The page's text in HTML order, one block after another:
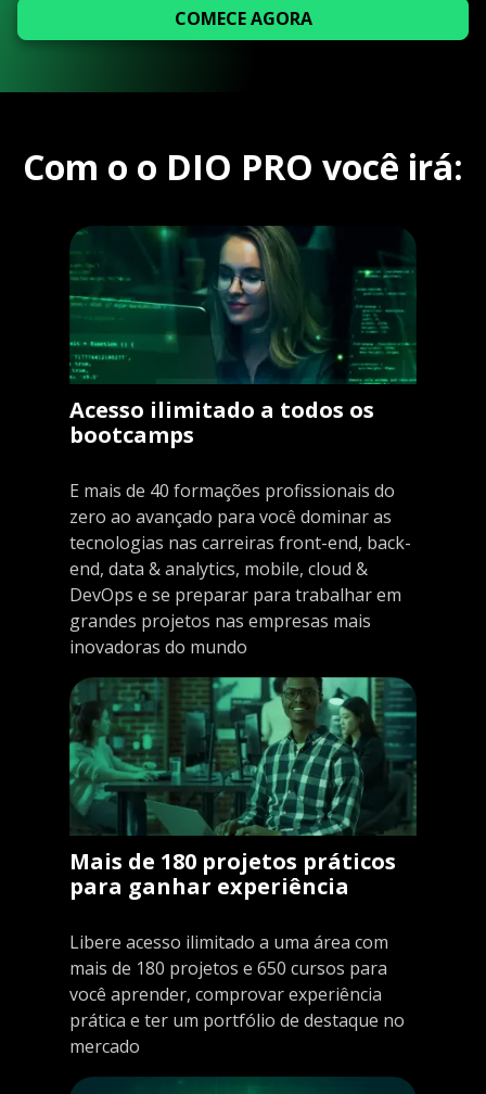
COMECE AGORA
Com o o DIO PRO você irá:
Acesso ilimitado a todos os
bootcamps
E mais de 40 formações profissionais do
zero ao avançado para você dominar as
tecnologias nas carreiras front-end, back-
end, data & analytics, mobile, cloud &
DevOps e se preparar para trabalhar em
grandes projetos nas empresas mais
inovadoras do mundo
Mais de 180 projetos práticos
para ganhar experiência
Libere acesso ilimitado a uma área com
mais de 180 projetos e 650 cursos para
você aprender, comprovar experiência
prática e ter um portfólio de destaque no
mercado